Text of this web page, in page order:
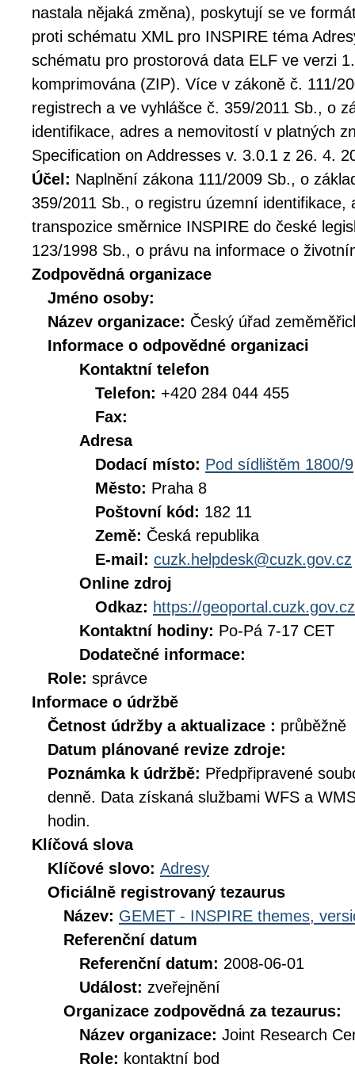
nastala nějaká změna), poskytují se ve
proti schématu XML pro INSPIRE téma
schématu pro prostorová data ELF ve verzi
komprimována (ZIP). Více v zákoně č. 111/
registrech a ve vyhlášce č. 359/2011 Sb., o
identifikace, adres a nemovitostí v platných
Specification on Addresses v. 3.0.1 z 26. 4.
Účel: Naplnění zákona 111/2009 Sb., o
359/2011 Sb., o registru územní identifikace,
transpozice směrnice INSPIRE do české
123/1998 Sb., o právu na informace o
Zodpovědná organizace
Jméno osoby:
Název organizace: Český úřad
Informace o odpovědné organizaci
Kontaktní telefon
Telefon: +420 284 044 455
Fax:
Adresa
Dodací místo: Pod sídlištěm 1800/9
Město: Praha 8
Poštovní kód: 182 11
Země: Česká republika
E-mail: cuzk.helpdesk@cuzk.gov.cz
Online zdroj
Odkaz: https://geoportal.cuzk.gov.cz
Kontaktní hodiny: Po-Pá 7-17 CET
Dodatečné informace:
Role: správce
Informace o údržbě
Četnost údržby a aktualizace : průběžně
Datum plánované revize zdroje:
Poznámka k údržbě: Předpřipravené
denně. Data získaná službami WFS a
hodin.
Klíčová slova
Klíčové slovo: Adresy
Oficiálně registrovaný tezaurus
Název: GEMET - INSPIRE themes,
Referenční datum
Referenční datum: 2008-06-01
Událost: zveřejnění
Organizace zodpovědná za tezaurus:
Název organizace: Joint Research
Role: kontaktní bod